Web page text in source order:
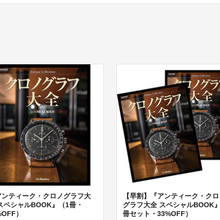
ンティーク・クロノグラフ大
ペシャルBOOK』（1冊・
）
【早割】『アンティーク・ク
グラフ大全 スペシャルBOOK
冊セット・33%OFF）